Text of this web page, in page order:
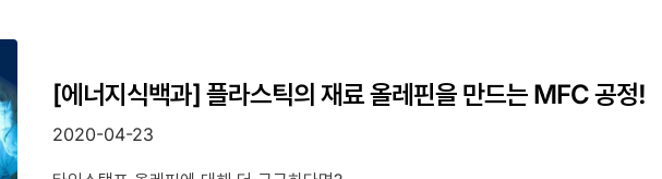
[에너지식백과] 플라스틱의 재료 올레핀을 만드는 MFC 공정!
2020-04-23